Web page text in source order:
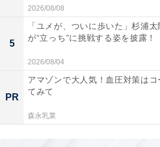
2026/08/08
5
「ユメが、ついに歩いた」杉浦
が“立っち”に挑戦する姿を披露！
2026/08/04
PR
アマゾンで大人気！血圧対策はコ
てみて
森永乳業